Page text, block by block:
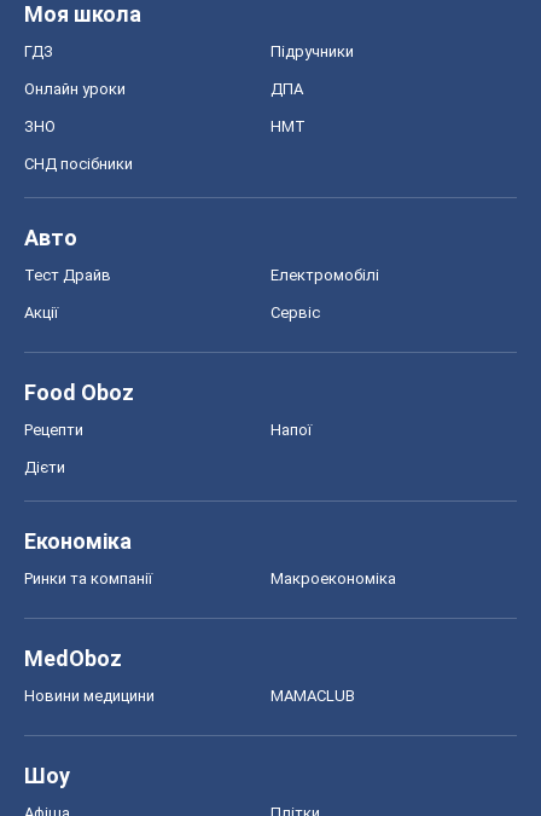
Моя школа
ГДЗ Підручники
Онлайн уроки ДПА
ЗНО НМТ
СНД посібники
Авто
Тест Драйв Електромобілі
Акції Сервіс
Food Oboz
Рецепти Напої
Дієти
Економіка
Ринки та компанії Макроекономіка
MedOboz
Новини медицини MAMACLUB
Шоу